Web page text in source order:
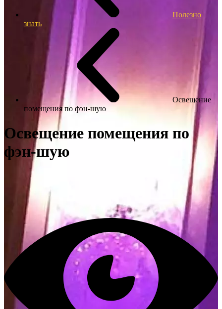
Полезно
знать
Освещение
помещения по фэн-шую
Освещение помещения по
фэн-шую